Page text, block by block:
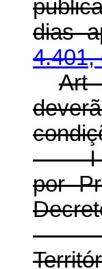
dias
4.401,
Art
I - o
por
II -